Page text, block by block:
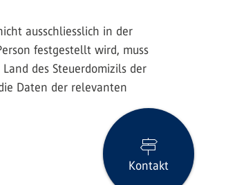
ausschliesslich in der
festgestellt wird, muss
des Steuerdomizils der
Daten der relevanten
Kontakt